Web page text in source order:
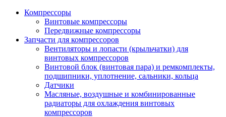
Компрессоры
Винтовые компрессоры
Передвижные компрессоры
Запчасти для компрессоров
Вентиляторы и лопасти (крыльчатки) для
винтовых компрессоров
Винтовой блок (винтовая пара) и ремкомплекты,
подшипники, уплотнение, сальники, кольца
Датчики
Масляные, воздушные и комбинированные
радиаторы для охлаждения винтовых
компрессоров